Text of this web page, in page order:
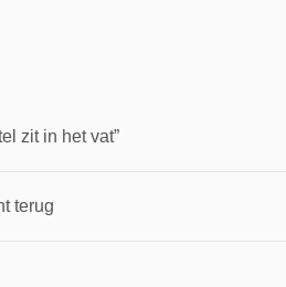
zit in het vat”
terug